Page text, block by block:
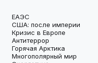
ЕАЭС
США: после империи
Кризис в Европе
Антитеррор
Горячая Арктика
Многополярный мир